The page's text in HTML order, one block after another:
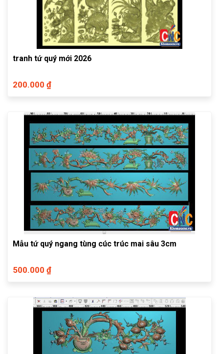
tranh tứ quý mới 2026
200.000 ₫
Mẫu tứ quý ngang tùng cúc trúc mai sâu 3cm
500.000 ₫